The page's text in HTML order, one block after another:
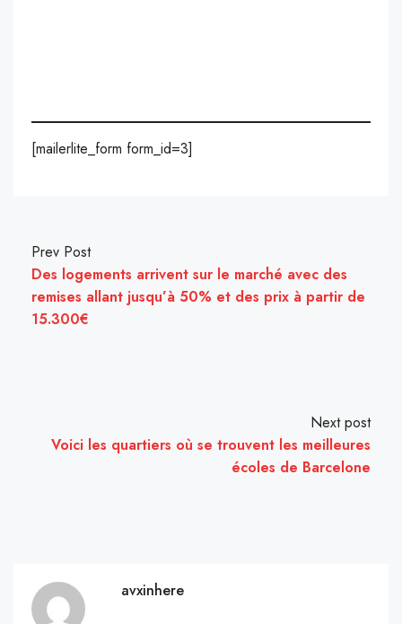
[mailerlite_form form_id=3]
Prev Post
Des logements arrivent sur le marché avec des
remises allant jusqu’à 50% et des prix à partir de
15.300€
Next post
Voici les quartiers où se trouvent les meilleures
écoles de Barcelone
avxinhere